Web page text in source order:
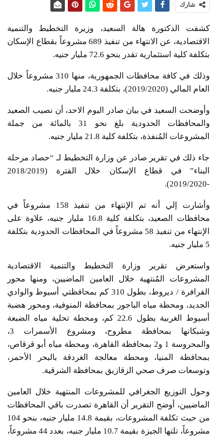
شارك
كشفت الدكتورة هالة السعيد، وزيرة التخطيط والتنمية
الاقتصادية، عن الانتهاء من تنفيذ 689 مشروعاً بقطاع الإسكان
بتكلفة كلية استثمارية تقدر بنحو 72.6 مليار جنيه.
وذلك في كافة محافظات الجمهورية، منها 310 مشروعاً خلال
العام المالي (2019/2020)، بتكلفة 24.3 مليار جنيه.
وأوضحت السعيد في بيان صادر اليوم الاحد، أن نصيب الصعيد
والمحافظات الحدودية بلغ نحو 31 بالمائة من جملة
المشروعات المُنفذة، بتكلفة كلية 21.8 مليار جنيه.
جاء ذلك في تقرير صادر عن وزارة التخطيط لـ “حصاد مرحلة
البناء” في قطاع الإسكان خلال الفترة (2018/2019
-2019/2020).
وأشارت إلي أنه تم الإنتهاء من تنفيذ 158 مشروعاً في
محافظات الصعيد، بتكلفة كلية 16.8 مليار جنيه، علاوة على
الإنتهاء من تنفيذ 58 مشروعاً في المحافظات الحدودية بتكلفة
5 مليار جنيه.
واستعرض تقرير وزارة التخطيط والتنمية الاقتصادية
المشروعات المُنتهية خلال العامين الماضيين، ومنها محور
الفرافرة / ديروط، بطول 310 كم بمحافظتي أسيوط والوادي
الجديد، ومحطة مياه الباجور بمحافظة المنوفية، ومحور هضبة
أسيوط الغربية بطول 22.6 كم، ومحطة تحلية مياه الضبعة
وشبكاتها بمحافظة مطروح، ومشروع الأسمرات 3،
والمحروسة 1 و2 بمحافظة القاهرة، ومحطة مياه أبو قرقاص،
بمحافظة المنيا، ومحطة معالجة الغردقة بالبحر الأحمر،
وتوسعات صرف صحي الزقازيق بمحافظة الشرقية.
وحول التوزيع الجغرافي للمشروعات المنتهية خلال العامين
الماضيين، أوضح التقرير أن القاهرة تصدرت باقي المحافظات
من حيث تكلفة المشروعات، بقيمة 14.8 مليار جنيه، بنحو 104
مشروعاً، تلتها الجيزة بقيمة 10.7 مليار جنيه، بعدد 44 مشروعاً،